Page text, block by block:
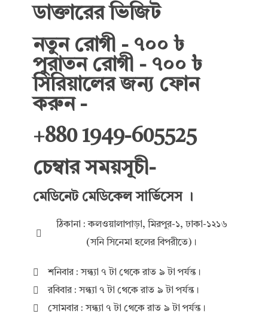
ডাক্তারের ভিজিট
নতুন রোগী - ৭০০ ৳
পুরাতন রোগী - ৭০০ ৳
সিরিয়ালের জন্য ফোন
করুন -
+880 1949-605525
চেম্বার সময়সূচী-
মেডিনেট মেডিকেল সার্ভিসেস ।
ঠিকানা : কলওয়ালাপাড়া, মিরপুর-১, ঢাকা-১২১৬
(সনি সিনেমা হলের বিপরীতে)।
শনিবার : সন্ধ্যা ৭ টা থেকে রাত ৯ টা পর্যন্ত।
রবিবার : সন্ধ্যা ৭ টা থেকে রাত ৯ টা পর্যন্ত।
সোমবার : সন্ধ্যা ৭ টা থেকে রাত ৯ টা পর্যন্ত।